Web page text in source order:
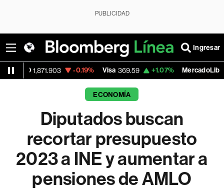
PUBLICIDAD
Ingresar
-0.19% Visa 369.59 +1.07% MercadoLibre 1,890.05 -
ECONOMÍA
Diputados buscan
recortar presupuesto
2023 a INE y aumentar a
pensiones de AMLO